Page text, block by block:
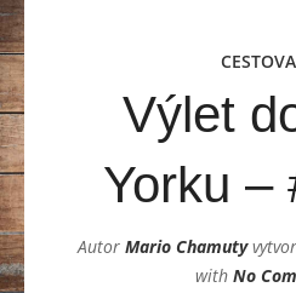
Výlet
Yorku –
Autor Mario Chamuty
with No